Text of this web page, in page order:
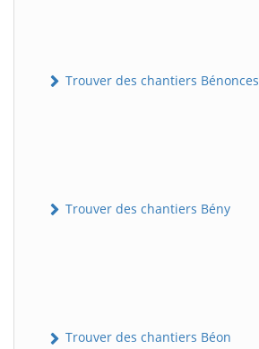
Trouver des chantiers Bénonces
Trouver des chantiers Bény
Trouver des chantiers Béon